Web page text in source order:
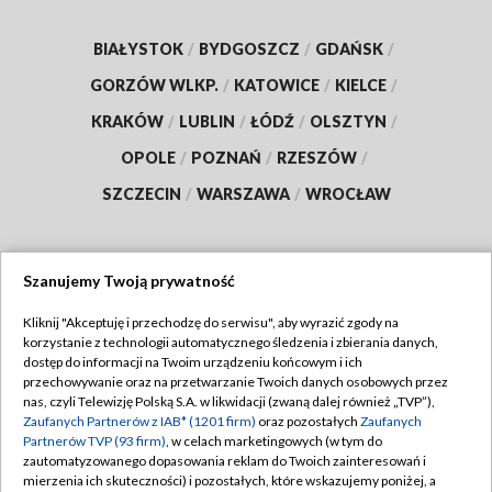
BIAŁYSTOK / BYDGOSZCZ / GDAŃSK /
GORZÓW WLKP. / KATOWICE / KIELCE /
KRAKÓW / LUBLIN / ŁÓDŹ / OLSZTYN /
OPOLE / POZNAŃ / RZESZÓW /
SZCZECIN / WARSZAWA / WROCŁAW
TVP
Abonament TVP
Emisja w TVP
Centrum informacji TVP
Regulamin TVP
Polityka prywatności
Moje zgody
Szanujemy Twoją prywatność
Kliknij "Akceptuję i przechodzę do serwisu", aby wyrazić zgody na
korzystanie z technologii automatycznego śledzenia i zbierania danych,
dostęp do informacji na Twoim urządzeniu końcowym i ich
przechowywanie oraz na przetwarzanie Twoich danych osobowych przez
nas, czyli Telewizję Polską S.A. w likwidacji (zwaną dalej również „TVP”),
Zaufanych Partnerów z IAB* (1201 firm) oraz pozostałych Zaufanych
Partnerów TVP (93 firm), w celach marketingowych (w tym do
zautomatyzowanego dopasowania reklam do Twoich zainteresowań i
mierzenia ich skuteczności) i pozostałych, które wskazujemy poniżej, a